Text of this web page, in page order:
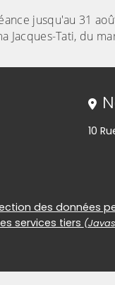
jusqu'au 31
Jacques-Tati, du
de
10
des données
services tiers